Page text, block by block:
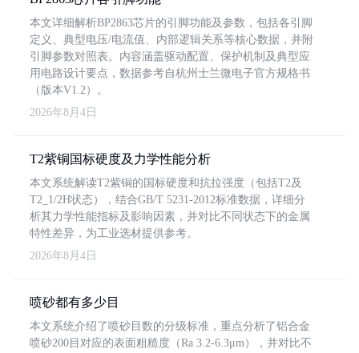
本文详细解析BP2863芯片的引脚功能及参数，包括各引脚
定义、典型电压/电流值、内部逻辑关系等核心数据，并附
引脚参数对照表。内容涵盖驱动配置、保护机制及典型应
用电路设计要点，数据参考自杭州士兰微电子官方规格书
（版本V1.2）。
2026年8月4日
T2紫铜国标硬度及力学性能分析
本文系统解读T2紫铜的国标硬度和抗拉强度（包括T2及
T2_1/2H状态），结合GB/T 5231-2012标准数据，详细分
析其力学性能指标及影响因素，并对比不同状态下的金属
特性差异，为工业选材提供参考。
2026年8月4日
喷砂都有多少目
本文系统介绍了喷砂目数的分级标准，重点分析了铝合金
喷砂200目对应的表面粗糙度（Ra 3.2-6.3μm），并对比不